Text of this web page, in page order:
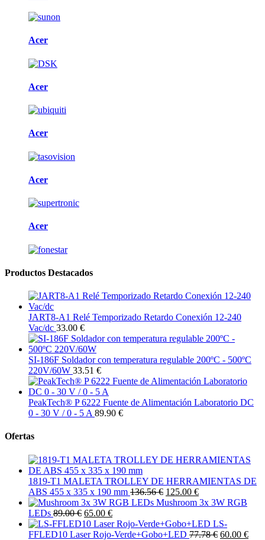
Acer
Acer
Acer
Acer
Acer
Productos Destacados
JART8-A1 Relé Temporizado Retardo Conexión 12-240
Vac/dc 33.00 €
SI-186F Soldador con temperatura regulable 200ºC - 500ºC
220V/60W 33.51 €
PeakTech® P 6222 Fuente de Alimentación Laboratorio DC
0 - 30 V / 0 - 5 A 89.90 €
Ofertas
1819-T1 MALETA TROLLEY DE HERRAMIENTAS DE
ABS 455 x 335 x 190 mm 136.56 € 125.00 €
Mushroom 3x 3W RGB
LEDs 89.00 € 65.00 €
LS-
FFLED10 Laser Rojo-Verde+Gobo+LED 77.78 € 60.00 €